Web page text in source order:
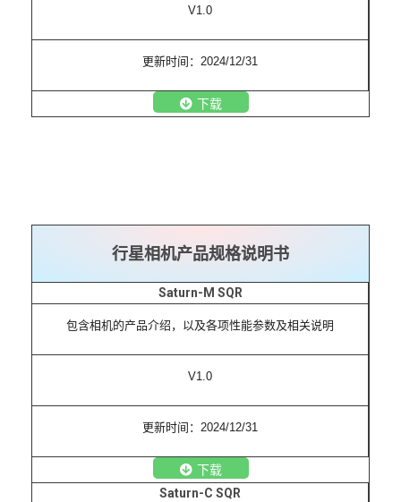
V1.0
更新时间：2024/12/31
下载
行星相机产品规格说明书
Saturn-M SQR
包含相机的产品介绍，以及各项性能参数及相关说明
V1.0
更新时间：2024/12/31
下载
Saturn-C SQR